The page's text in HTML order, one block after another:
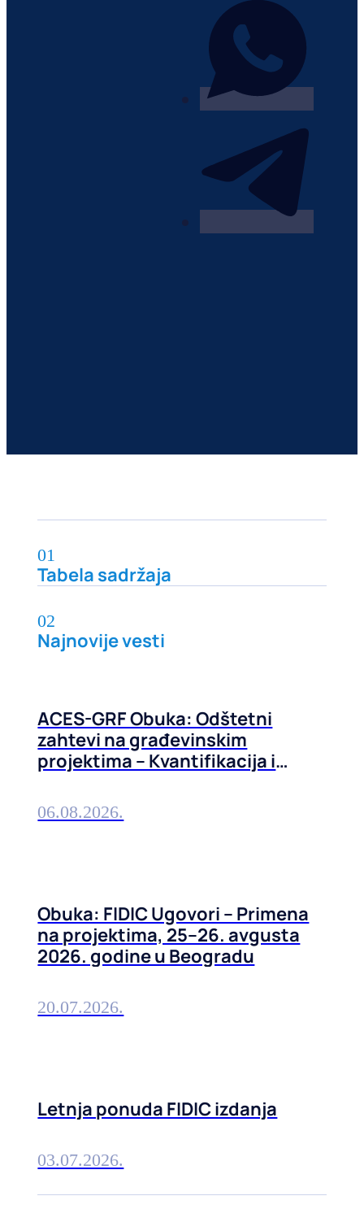
01
Tabela sadržaja
02
Najnovije vesti
ACES-GRF Obuka: Odštetni
zahtevi na građevinskim
projektima – Kvantifikacija i
2026. u Beogradu
06.08.2026.
Obuka: FIDIC Ugovori – Primena
na projektima, 25–26. avgusta
2026. godine u Beogradu
20.07.2026.
Letnja ponuda FIDIC izdanja
03.07.2026.